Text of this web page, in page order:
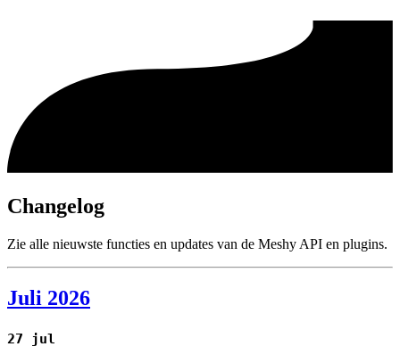
Changelog
Zie alle nieuwste functies en updates van de Meshy API en plugins.
Juli 2026
27 jul